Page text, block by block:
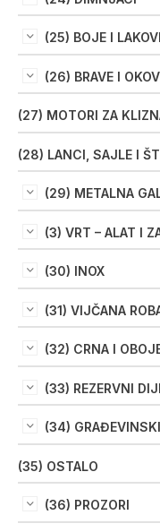
(25) BOJE I LAKOVI
(26) BRAVE I
(27) MOTORI ZA
(28) LANCI, SAJLE I
(29) METALNA
(3) VRT – ALAT I
(30) INOX
(31) VIJČANA
(32) CRNA I
(33) REZERVNI
(34)
(35) OSTALO
(36) PROZORI